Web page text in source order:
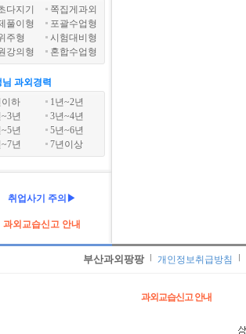
다지기
쪽집게과외
풀이형
포괄수업형
주형
시험대비형
강의형
혼합수업형
님 과외경력
이하
1년~2년
년
3년~4년
년
5년~6년
년
7년이상
취업사기 주의▶
과외교습신고 안내
부산과외팡팡 개인정보취급방침
과외교습신고 안내